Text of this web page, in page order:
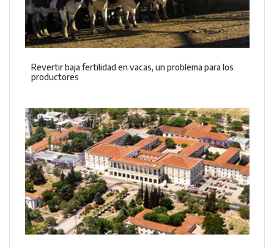
Revertir baja fertilidad en vacas, un problema para los
productores